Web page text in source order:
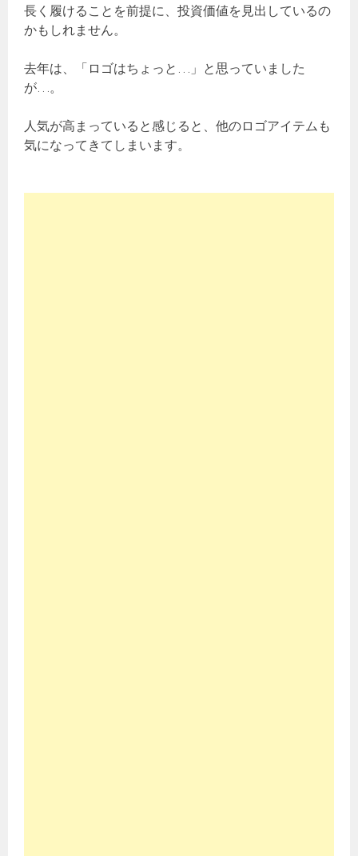
長く履けることを前提に、投資価値を見出しているの
かもしれません。
去年は、「ロゴはちょっと…」と思っていました
が…。
人気が高まっていると感じると、他のロゴアイテムも
気になってきてしまいます。